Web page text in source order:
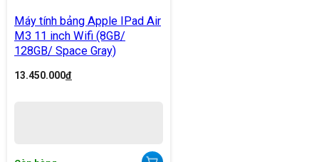
Máy tính bảng Apple IPad Air
M3 11 inch Wifi (8GB/
128GB/ Space Gray)
13.450.000đ